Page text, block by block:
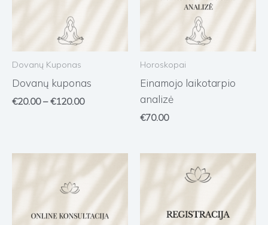
Dovanų Kuponas
Dovanų kuponas
€20.00 – €120.00
Horoskopai
Einamojo laikotarpio
analizė
€70.00